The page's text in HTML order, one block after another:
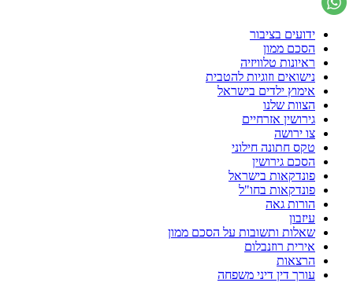
ידועים בציבור
הסכם ממון
ראיונות טלוויזיה
נישואים וזוגיות להטבית
אימוץ ילדים בישראל
הצוות שלנו
גירושין אזרחיים
צו ירושה
טקס חתונה חילוני
הסכם גירושין
פונדקאות בישראל
פונדקאות בחו"ל
הורות גאה
עיזבון
שאלות ותשובות על הסכם ממון
אירית רוזנבלום
הרצאות
עורך דין דיני משפחה